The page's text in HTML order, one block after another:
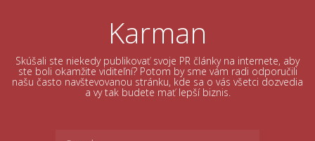
Karman
Skúšali ste niekedy publikovať svoje PR články na internete, aby
ste boli okamžite viditeľní? Potom by sme vám radi odporučili
našu často navštevovanou stránku, kde sa o vás všetci dozvedia
a vy tak budete mať lepší biznis.